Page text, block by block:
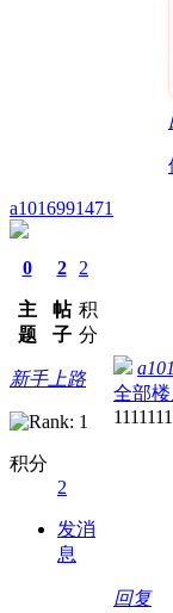
a1016991471
0
主
题
2
帖
子
2
积
分
新手上路
积分
2
发消
息
全部
回复